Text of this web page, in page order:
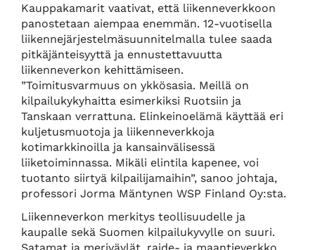
Kauppakamarit vaativat, että liikenneverkkoon
panostetaan aiempaa enemmän. 12-vuotisella
liikennejärjestelmäsuunnitelmalla tulee saada
pitkäjänteisyyttä ja ennustettavuutta
liikenneverkon kehittämiseen.
”Toimitusvarmuus on ykkösasia. Meillä on
kilpailukykyhaitta esimerkiksi Ruotsiin ja
Tanskaan verrattuna. Elinkeinoelämä käyttää eri
kuljetusmuotoja ja liikenneverkkoja
kotimarkkinoilla ja kansainvälisessä
liiketoiminnassa. Mikäli elintila kapenee, voi
tuotanto siirtyä kilpailijamaihin”, sanoo johtaja,
professori Jorma Mäntynen WSP Finland Oy:sta.
Liikenneverkon merkitys teollisuudelle ja
kaupalle sekä Suomen kilpailukyvylle on suuri.
Satamat ja meriväylät, raide- ja maantieverkko